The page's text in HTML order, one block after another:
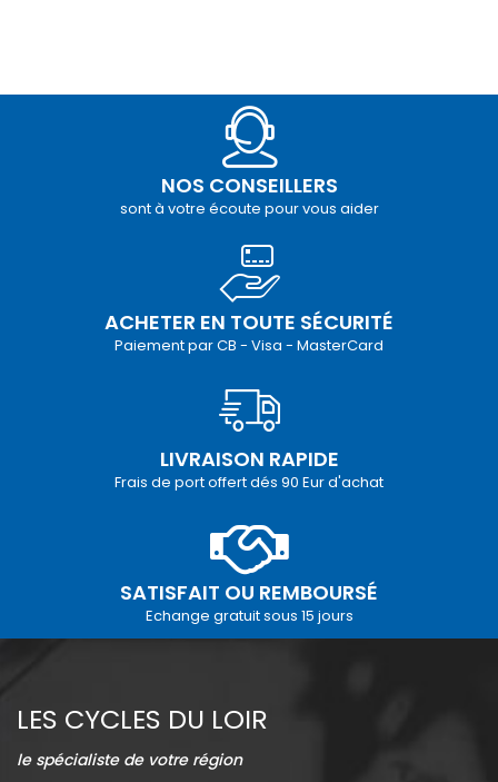
NOS CONSEILLERS
sont à votre écoute pour vous aider
ACHETER EN TOUTE SÉCURITÉ
Paiement par CB - Visa - MasterCard
LIVRAISON RAPIDE
Frais de port offert dés 90 Eur d'achat
SATISFAIT OU REMBOURSÉ
Echange gratuit sous 15 jours
LES CYCLES DU LOIR
le spécialiste de votre région